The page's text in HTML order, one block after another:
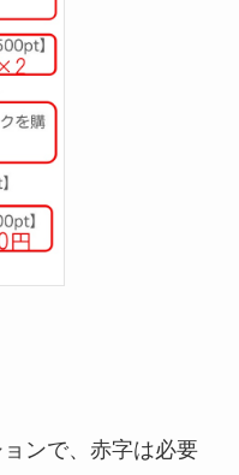
ンで、赤字は必要